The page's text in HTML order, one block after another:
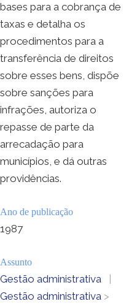
bases para a cobrança de
taxas e detalha os
procedimentos para a
transferência de direitos
sobre esses bens, dispõe
sobre sanções para
infrações, autoriza o
repasse de parte da
arrecadação para
municípios, e dá outras
providências.
Ano de publicação
1987
Assunto
Gestão administrativa
Gestão administrativa >